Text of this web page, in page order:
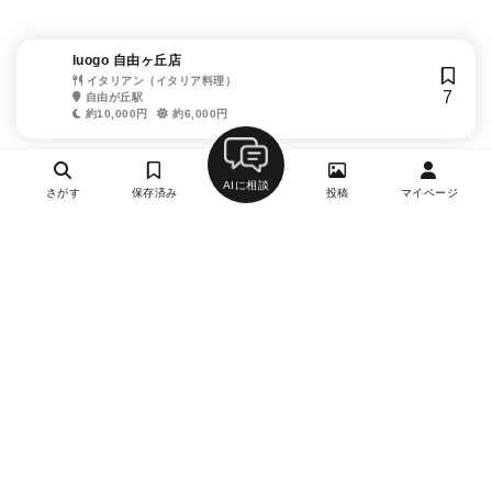
luogo 自由ヶ丘店
イタリアン（イタリア料理）
自由が丘駅
約10,000円
約6,000円
7
さがす 保存済み
AIに相談
投稿 マイページ